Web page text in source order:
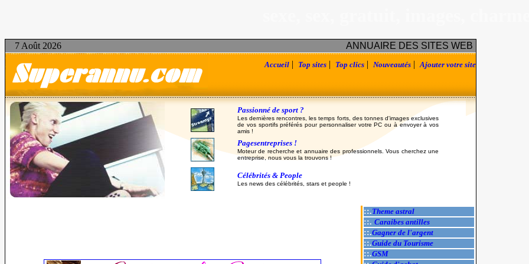
7 Août 2026 ANNUAIRE DES SITES WEB
Accueil | Top sites | Top clics | Nouveautés |Ajouter votre site
Passionné de sport ?
Les dernières rencontres, les temps forts, des tonnes d'images exclusives
de vos sportifs préférés pour personnaliser votre PC ou à envoyer à vos
amis !
Pagesentreprises !
Moteur de recherche et annuaire des professionnels. Vous cherchez une
entreprise, nous vous la trouvons !
Célébrités & People
Les news des célébrités, stars et people !
::.Theme astral
::. Caraibes antilles
::.Gagner de l'argent
::.Guide du Tourisme
::.GSM